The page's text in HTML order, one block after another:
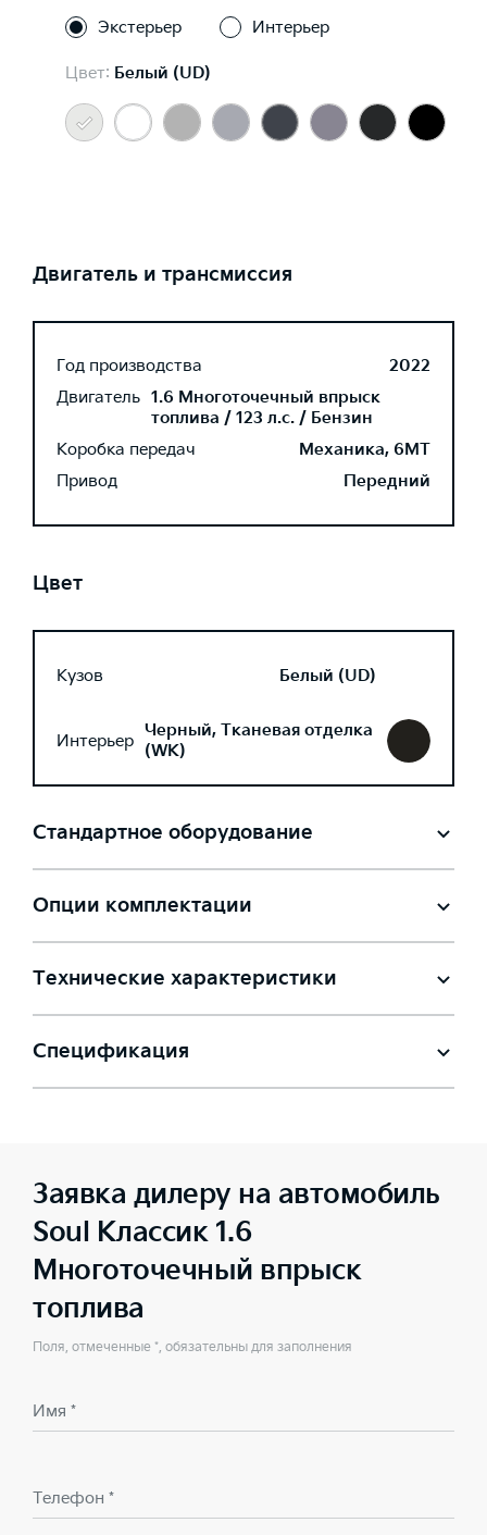
Экстерьер Интерьер
Цвет: Белый (UD)
Двигатель и трансмиссия
Год производства
2022
Двигатель 1.6 Многоточечный впрыск
топлива / 123 л.с. / Бензин
Коробка передач
Механика, 6MT
Привод
Передний
Цвет
Кузов Белый (UD)
Интерьер Черный, Тканевая отделка
(WK)
Стандартное оборудование
Опции комплектации
Технические характеристики
Спецификация
Заявка дилеру на автомобиль
Soul Классик 1.6
Многоточечный впрыск
топлива
Поля, отмеченные *, обязательны для заполнения
Имя *
Телефон *